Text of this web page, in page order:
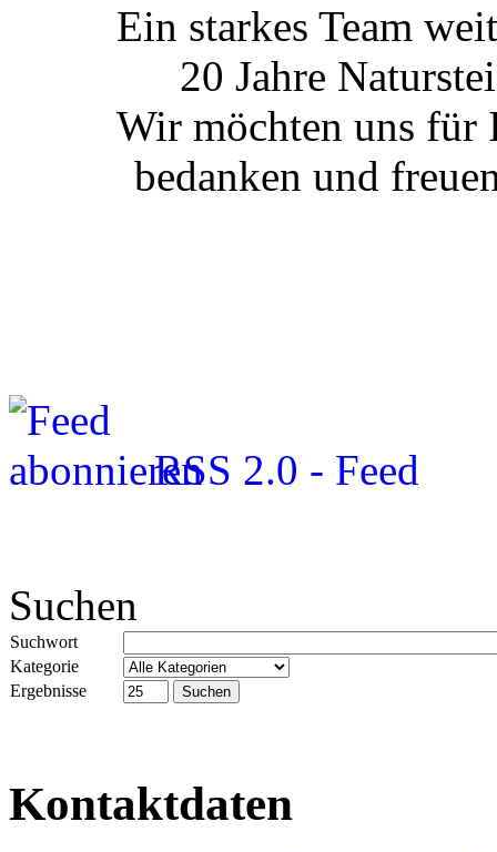
Ein starkes Team
20 Jahre
Wir möchten uns für
bedanken und
RSS 2.0 - Feed
Suchen
Suchwort
Kategorie
Ergebnisse
Suchen
Kontaktdaten